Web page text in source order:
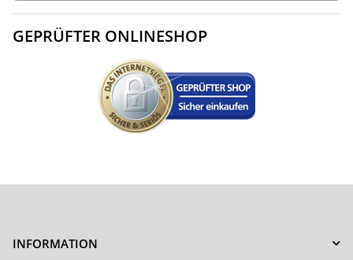
GEPRÜFTER ONLINESHOP
INFORMATION